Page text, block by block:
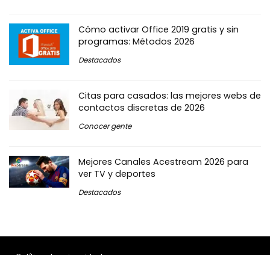
Cómo activar Office 2019 gratis y sin
programas: Métodos 2026
Destacados
Citas para casados: las mejores webs de
contactos discretas de 2026
Conocer gente
Mejores Canales Acestream 2026 para
ver TV y deportes
Destacados